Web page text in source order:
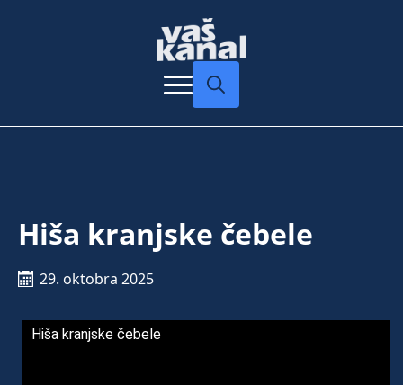
Hiša kranjske čebele
29. oktobra 2025
Hiša kranjske čebele